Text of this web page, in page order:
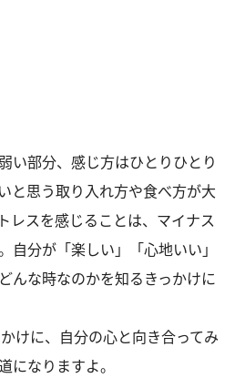
い部分、感じ方はひとりひとり
と思う取り入れ方や食べ方が大
レスを感じることは、マイナス
自分が「楽しい」「心地いい」
んな時なのかを知るきっかけに
けに、自分の心と向き合ってみ
になりますよ。